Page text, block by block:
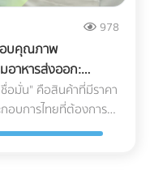
978
อบคุณภาพ
อาหารส่งออก:
อมั่น" คือสินค้าที่มีราคา
อบการไทยที่ต้องการ
ตรฐานเข้มงวดอย่าง